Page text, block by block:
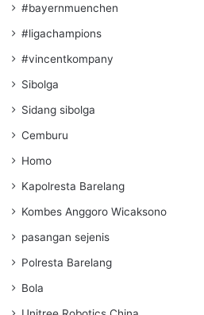
#bayernmuenchen
#ligachampions
#vincentkompany
Sibolga
Sidang sibolga
Cemburu
Homo
Kapolresta Barelang
Kombes Anggoro Wicaksono
pasangan sejenis
Polresta Barelang
Bola